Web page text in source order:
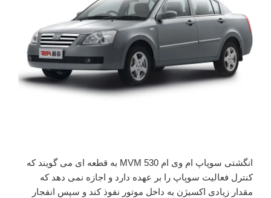
انگشتی سوپاپ ام وی ام 530 MVM به قطعه ای می گویند که
کنترل فعالیت سوپاپ را بر عهده دارد و اجازه نمی دهد که
مقدار زیادی اکسیژن به داخل موتور نفوذ کند و سپس انفجار